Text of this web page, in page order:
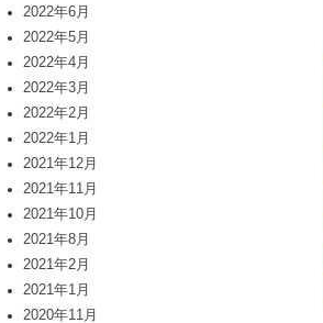
2022年6月
2022年5月
2022年4月
2022年3月
2022年2月
2022年1月
2021年12月
2021年11月
2021年10月
2021年8月
2021年2月
2021年1月
2020年11月